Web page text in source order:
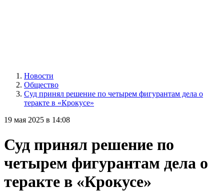
Новости
Общество
Суд принял решение по четырем фигурантам дела о
теракте в «Крокусе»
19 мая 2025 в 14:08
Суд принял решение по
четырем фигурантам дела о
теракте в «Крокусе»